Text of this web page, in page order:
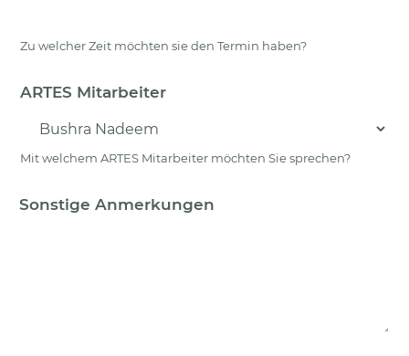
Zu welcher Zeit möchten sie den Termin haben?
ARTES Mitarbeiter
Mit welchem ARTES Mitarbeiter möchten Sie sprechen?
Sonstige Anmerkungen